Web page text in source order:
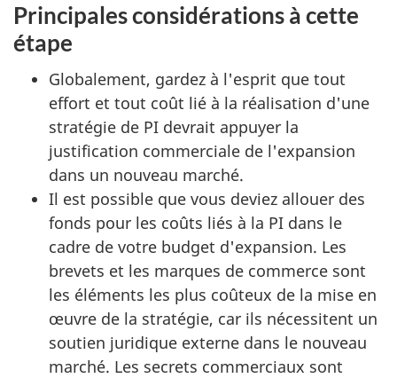
Principales considérations à cette
étape
Globalement, gardez à l'esprit que tout
effort et tout coût lié à la réalisation d'une
stratégie de PI devrait appuyer la
justification commerciale de l'expansion
dans un nouveau marché.
Il est possible que vous deviez allouer des
fonds pour les coûts liés à la PI dans le
cadre de votre budget d'expansion. Les
brevets et les marques de commerce sont
les éléments les plus coûteux de la mise en
œuvre de la stratégie, car ils nécessitent un
soutien juridique externe dans le nouveau
marché. Les secrets commerciaux sont